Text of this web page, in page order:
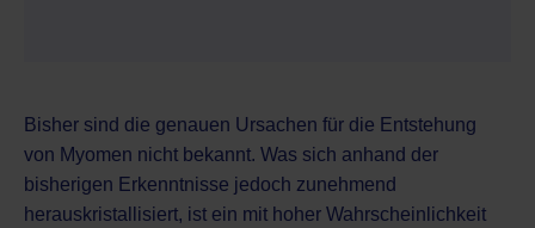
Bisher sind die genauen Ursachen für die Entstehung
von Myomen nicht bekannt. Was sich anhand der
bisherigen Erkenntnisse jedoch zunehmend
herauskristallisiert, ist ein mit hoher Wahrscheinlichkeit